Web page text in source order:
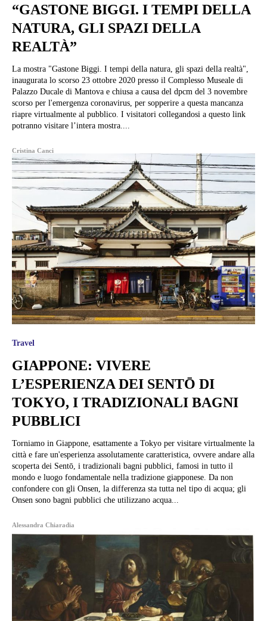
“GASTONE BIGGI. I TEMPI DELLA
NATURA, GLI SPAZI DELLA
REALTÀ”
La mostra "Gastone Biggi. I tempi della natura, gli spazi della realtà",
inaugurata lo scorso 23 ottobre 2020 presso il Complesso Museale di
Palazzo Ducale di Mantova e chiusa a causa del dpcm del 3 novembre
scorso per l'emergenza coronavirus, per sopperire a questa mancanza
riapre virtualmente al pubblico. I visitatori collegandosi a questo link
potranno visitare l’intera mostra....
Cristina Canci
Travel
GIAPPONE: VIVERE
L’ESPERIENZA DEI SENTŌ DI
TOKYO, I TRADIZIONALI BAGNI
PUBBLICI
Torniamo in Giappone, esattamente a Tokyo per visitare virtualmente la
città e fare un'esperienza assolutamente caratteristica, ovvere andare alla
scoperta dei Sentō, i tradizionali bagni pubblici, famosi in tutto il
mondo e luogo fondamentale nella tradizione giapponese. Da non
confondere con gli Onsen, la differenza sta tutta nel tipo di acqua; gli
Onsen sono bagni pubblici che utilizzano acqua...
Alessandra Chiaradia